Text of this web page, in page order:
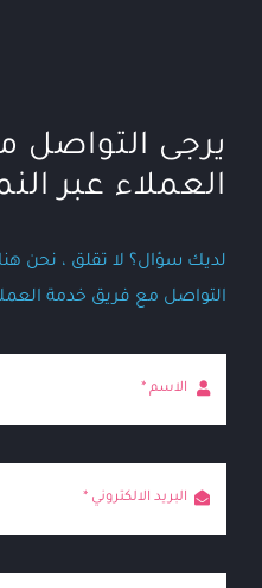
يرجى التواصل
العملاء عبر
لديك سؤال؟ لا تقلق ، نحن
التواصل مع فريق خدمة